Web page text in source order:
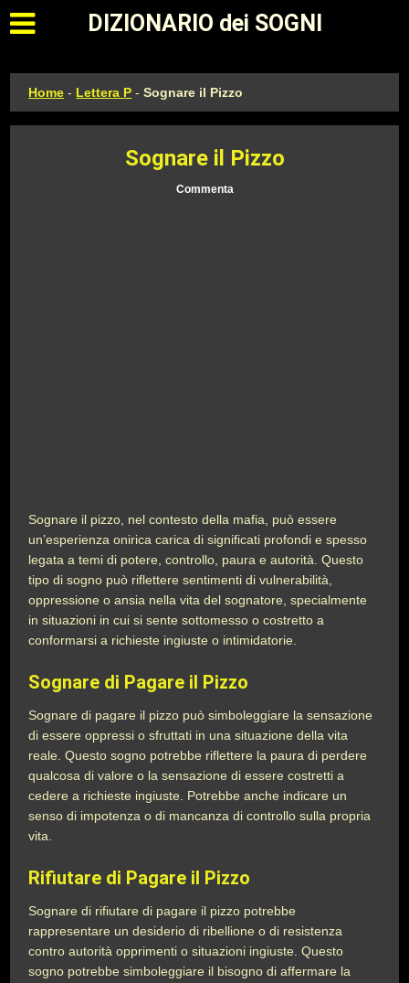
Apri il menu principale
DIZIONARIO dei SOGNI
Home - Lettera P -Sognare il Pizzo
Sognare il Pizzo
Commenta
Sognare il pizzo, nel contesto della mafia, può essere
un’esperienza onirica carica di significati profondi e spesso
legata a temi di potere, controllo, paura e autorità. Questo
tipo di sogno può riflettere sentimenti di vulnerabilità,
oppressione o ansia nella vita del sognatore, specialmente
in situazioni in cui si sente sottomesso o costretto a
conformarsi a richieste ingiuste o intimidatorie.
Sognare di Pagare il Pizzo
Sognare di pagare il pizzo può simboleggiare la sensazione
di essere oppressi o sfruttati in una situazione della vita
reale. Questo sogno potrebbe riflettere la paura di perdere
qualcosa di valore o la sensazione di essere costretti a
cedere a richieste ingiuste. Potrebbe anche indicare un
senso di impotenza o di mancanza di controllo sulla propria
vita.
Rifiutare di Pagare il Pizzo
Sognare di rifiutare di pagare il pizzo potrebbe
rappresentare un desiderio di ribellione o di resistenza
contro autorità opprimenti o situazioni ingiuste. Questo
sogno potrebbe simboleggiare il bisogno di affermare la